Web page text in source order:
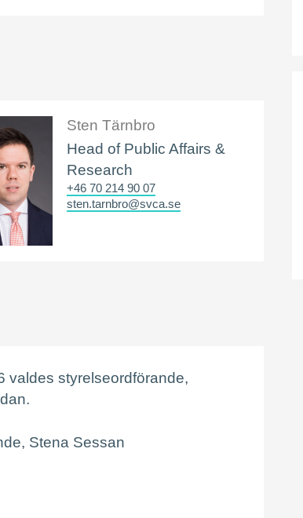
Sten Tärnbro
Head of Public Affairs &
Research
+46 70 214 90 07
sten.tarnbro@svca.se
valdes styrelseordförande,
Stena Sessan